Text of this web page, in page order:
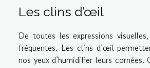
Les clins d’œil
De toutes les expressions
fréquentes. Les clins d’œil
nos yeux d’humidifier leurs cornées.